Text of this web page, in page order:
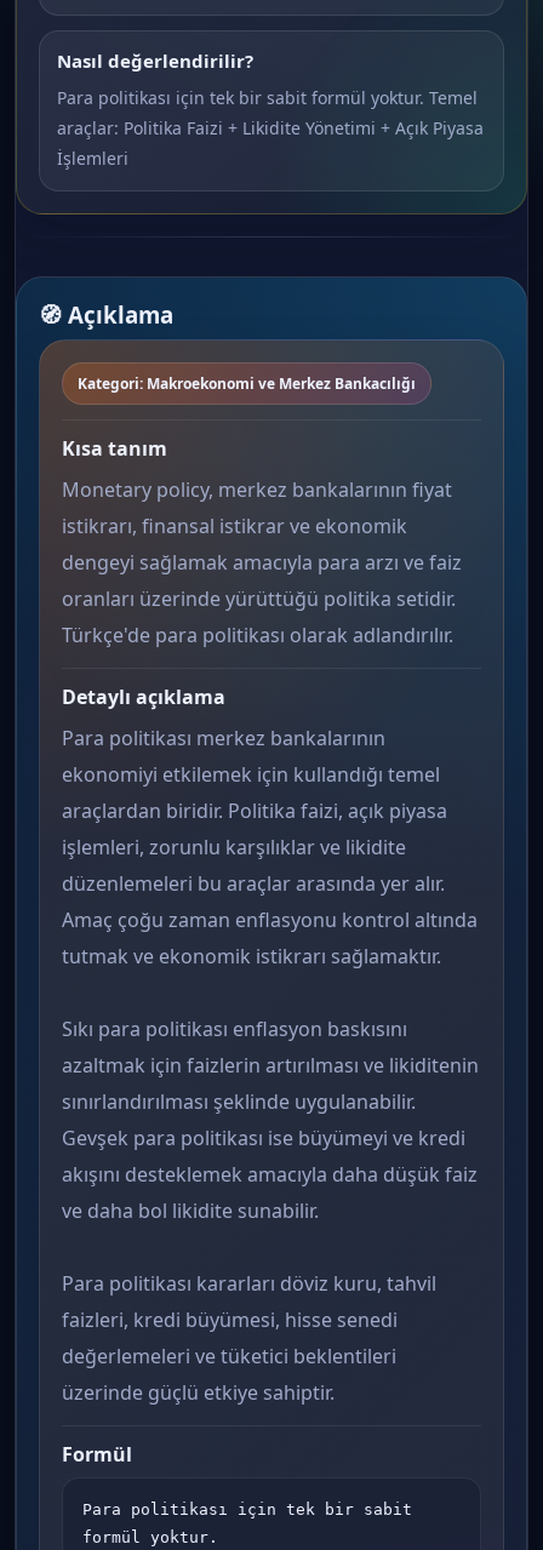
Nasıl değerlendirilir?
Para politikası için tek bir sabit formül yoktur. Temel
araçlar: Politika Faizi + Likidite Yönetimi + Açık Piyasa
İşlemleri
🧭 Açıklama
Kategori: Makroekonomi ve Merkez Bankacılığı
Kısa tanım
Monetary policy, merkez bankalarının fiyat
istikrarı, finansal istikrar ve ekonomik
dengeyi sağlamak amacıyla para arzı ve faiz
oranları üzerinde yürüttüğü politika setidir.
Türkçe'de para politikası olarak adlandırılır.
Detaylı açıklama
Para politikası merkez bankalarının
ekonomiyi etkilemek için kullandığı temel
araçlardan biridir. Politika faizi, açık piyasa
işlemleri, zorunlu karşılıklar ve likidite
düzenlemeleri bu araçlar arasında yer alır.
Amaç çoğu zaman enflasyonu kontrol altında
tutmak ve ekonomik istikrarı sağlamaktır.
Sıkı para politikası enflasyon baskısını
azaltmak için faizlerin artırılması ve likiditenin
sınırlandırılması şeklinde uygulanabilir.
Gevşek para politikası ise büyümeyi ve kredi
akışını desteklemek amacıyla daha düşük faiz
ve daha bol likidite sunabilir.
Para politikası kararları döviz kuru, tahvil
faizleri, kredi büyümesi, hisse senedi
değerlemeleri ve tüketici beklentileri
üzerinde güçlü etkiye sahiptir.
Formül
Para politikası için tek bir sabit
formül yoktur.